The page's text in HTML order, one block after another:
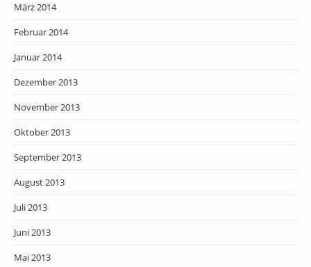
März 2014
Februar 2014
Januar 2014
Dezember 2013
November 2013
Oktober 2013
September 2013
August 2013
Juli 2013
Juni 2013
Mai 2013